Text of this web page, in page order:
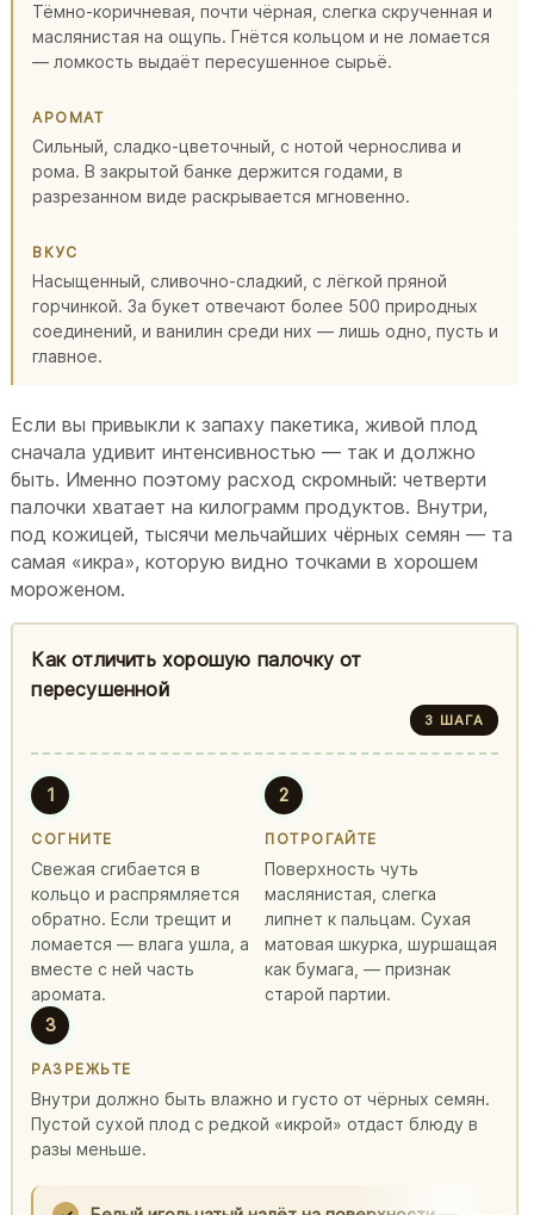
Тёмно-коричневая, почти чёрная, слегка скрученная и
маслянистая на ощупь. Гнётся кольцом и не ломается
— ломкость выдаёт пересушенное сырьё.
АРОМАТ
Сильный, сладко-цветочный, с нотой чернослива и
рома. В закрытой банке держится годами, в
разрезанном виде раскрывается мгновенно.
ВКУС
Насыщенный, сливочно-сладкий, с лёгкой пряной
горчинкой. За букет отвечают более 500 природных
соединений, и ванилин среди них — лишь одно, пусть и
главное.
Если вы привыкли к запаху пакетика, живой плод
сначала удивит интенсивностью — так и должно
быть. Именно поэтому расход скромный: четверти
палочки хватает на килограмм продуктов. Внутри,
под кожицей, тысячи мельчайших чёрных семян — та
самая «икра», которую видно точками в хорошем
мороженом.
Как отличить хорошую палочку от
пересушенной
3 ШАГА
1
СОГНИТЕ
Свежая сгибается в
кольцо и распрямляется
обратно. Если трещит и
ломается — влага ушла, а
вместе с ней часть
аромата.
2
ПОТРОГАЙТЕ
Поверхность чуть
маслянистая, слегка
липнет к пальцам. Сухая
матовая шкурка, шуршащая
как бумага, — признак
старой партии.
3
РАЗРЕЖЬТЕ
Внутри должно быть влажно и густо от чёрных семян.
Пустой сухой плод с редкой «икрой» отдаст блюду в
разы меньше.